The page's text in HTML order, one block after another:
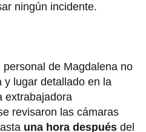
ningún incidente.
de Magdalena no
y lugar detallado en la
extrabajadora
revisaron las cámaras
una hora después del